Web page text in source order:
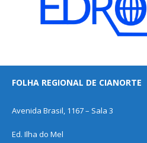
FOLHA REGIONAL DE CIANORTE
Avenida Brasil, 1167 – Sala 3
Ed. Ilha do Mel